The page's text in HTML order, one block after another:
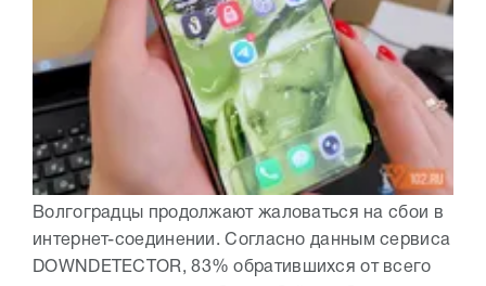
Волгоградцы продолжают жаловаться на сбои в
интернет-соединении. Согласно данным сервиса
DOWNDETECTOR, 83% обратившихся от всего